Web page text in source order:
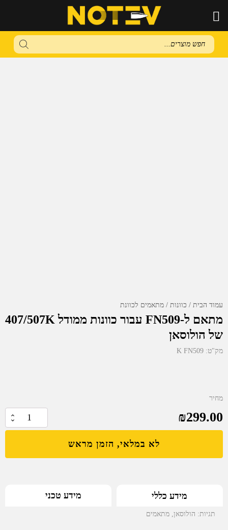
Products
search
עמוד הבית כוונות מתאמים לכוונת
מתאם ל-FN509 עבור כוונות ממודל 407/507K
של הולוסאן
מק"ט: K FN509
מחיר
₪299.00
של
ל-
כוונות
לא במלאי, הזמן מראש
מידע כללי מידע טכני
תגיות: הולוסאן מתאמים